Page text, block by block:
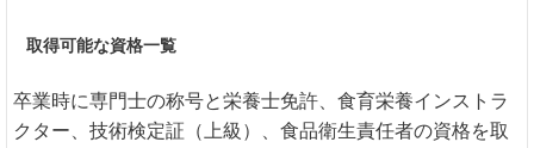
取得可能な資格一覧
卒業時に専門士の称号と栄養士免許、食育栄養インストラ
クター、技術検定証（上級）、食品衛生責任者の資格を取